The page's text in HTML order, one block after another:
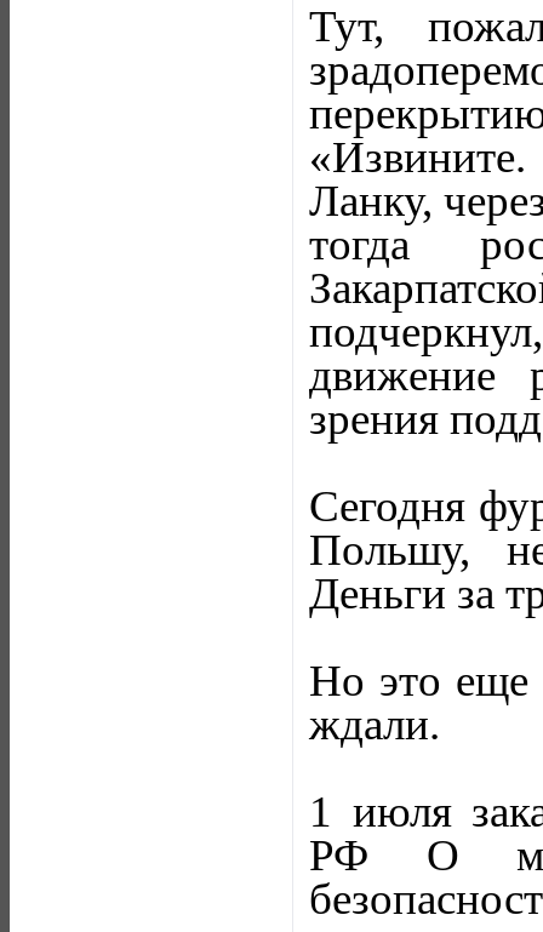
Тут,
Ланку,
тогда
движение
зрения
Сегодня
Польшу,
Деньги за
Но это еще
ждали.
1 июля
РФ О